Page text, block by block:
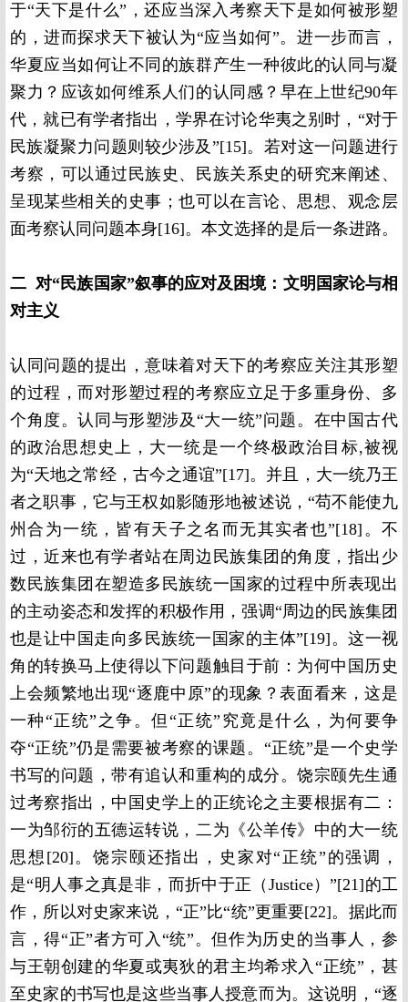
于“天下是什么”，还应当深入考察天下是如何被形塑
的，进而探求天下被认为“应当如何”。进一步而言，
华夏应当如何让不同的族群产生一种彼此的认同与凝
聚力？应该如何维系人们的认同感？早在上世纪90年
代，就已有学者指出，学界在讨论华夷之别时，“对于
民族凝聚力问题则较少涉及”[15]。若对这一问题进行
考察，可以通过民族史、民族关系史的研究来阐述、
呈现某些相关的史事；也可以在言论、思想、观念层
面考察认同问题本身[16]。本文选择的是后一条进路。
二 对“民族国家”叙事的应对及困境：文明国家论与相
对主义
认同问题的提出，意味着对天下的考察应关注其形塑
的过程，而对形塑过程的考察应立足于多重身份、多
个角度。认同与形塑涉及“大一统”问题。在中国古代
的政治思想史上，大一统是一个终极政治目标,被视
为“天地之常经，古今之通谊”[17]。并且，大一统乃王
者之职事，它与王权如影随形地被述说，“苟不能使九
州合为一统，皆有天子之名而无其实者也”[18]。不
过，近来也有学者站在周边民族集团的角度，指出少
数民族集团在塑造多民族统一国家的过程中所表现出
的主动姿态和发挥的积极作用，强调“周边的民族集团
也是让中国走向多民族统一国家的主体”[19]。这一视
角的转换马上使得以下问题触目于前：为何中国历史
上会频繁地出现“逐鹿中原”的现象？表面看来，这是
一种“正统”之争。但“正统”究竟是什么，为何要争
夺“正统”仍是需要被考察的课题。“正统”是一个史学
书写的问题，带有追认和重构的成分。饶宗颐先生通
过考察指出，中国史学上的正统论之主要根据有二：
一为邹衍的五德运转说，二为《公羊传》中的大一统
思想[20]。饶宗颐还指出，史家对“正统”的强调，
是“明人事之真是非，而折中于正（Justice）”[21]的工
作，所以对史家来说，“正”比“统”更重要[22]。据此而
言，得“正”者方可入“统”。但作为历史的当事人，参
与王朝创建的华夏或夷狄的君主均希求入“正统”，甚
至史家的书写也是这些当事人授意而为。这说明，“逐